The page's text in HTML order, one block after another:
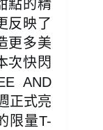
點的精
反映了
更多美
次快閃
AND
正式亮
限量T-